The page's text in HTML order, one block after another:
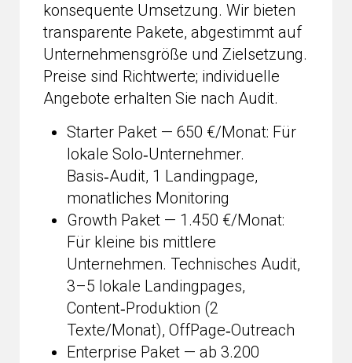
konsequente Umsetzung. Wir bieten
transparente Pakete, abgestimmt auf
Unternehmensgröße und Zielsetzung.
Preise sind Richtwerte; individuelle
Angebote erhalten Sie nach Audit.
Starter Paket — 650 €/Monat: Für
lokale Solo‑Unternehmer.
Basis‑Audit, 1 Landingpage,
monatliches Monitoring
Growth Paket — 1.450 €/Monat:
Für kleine bis mittlere
Unternehmen. Technisches Audit,
3–5 lokale Landingpages,
Content‑Produktion (2
Texte/Monat), OffPage‑Outreach
Enterprise Paket — ab 3.200